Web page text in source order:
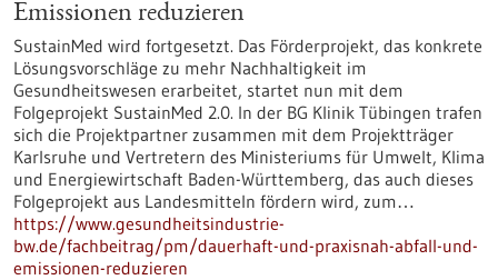
Emissionen reduzieren
SustainMed wird fortgesetzt. Das Förderprojekt, das konkrete
Lösungsvorschläge zu mehr Nachhaltigkeit im
Gesundheitswesen erarbeitet, startet nun mit dem
Folgeprojekt SustainMed 2.0. In der BG Klinik Tübingen trafen
sich die Projektpartner zusammen mit dem Projektträger
Karlsruhe und Vertretern des Ministeriums für Umwelt, Klima
und Energiewirtschaft Baden-Württemberg, das auch dieses
Folgeprojekt aus Landesmitteln fördern wird, zum…
https://www.gesundheitsindustrie-
bw.de/fachbeitrag/pm/dauerhaft-und-praxisnah-abfall-und-
emissionen-reduzieren